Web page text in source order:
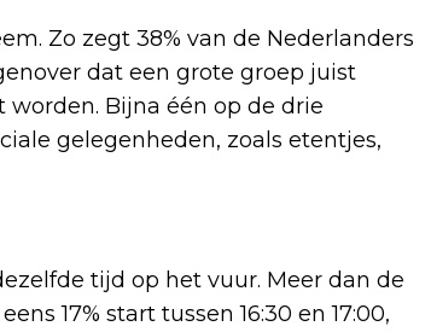
Zo zegt 38% van de Nederlanders
dat een grote groep juist
Bijna één op de drie
gelegenheden, zoals etentjes,
tijd op het vuur. Meer dan de
17% start tussen 16:30 en 17:00,